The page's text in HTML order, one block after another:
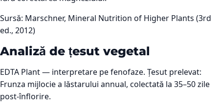
Sursă: Marschner, Mineral Nutrition of Higher Plants (3rd
ed., 2012)
Analiză de țesut vegetal
EDTA Plant — interpretare pe fenofaze. Țesut prelevat:
Frunza mijlocie a lăstarului annual, colectată la 35–50 zile
post-înflorire.